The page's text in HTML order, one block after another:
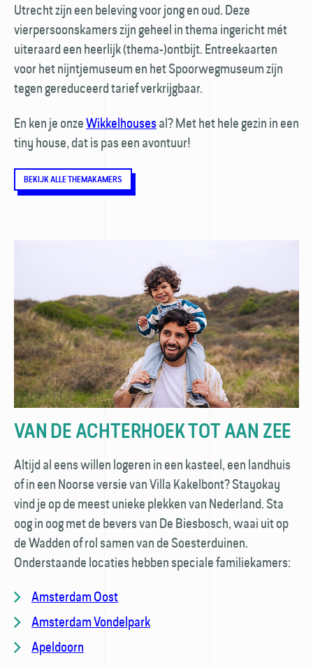
Utrecht zijn een beleving voor jong en oud. Deze
vierpersoons­kamers zijn geheel in thema ingericht mét
uiteraard een heerlijk (thema-)ontbijt. Entreekaarten
voor het nijntje­museum en het Spoorweg­museum zijn
tegen gereduceerd tarief verkrijgbaar.
En ken je onzeWikkelhousesal? Met het hele gezin in een
tiny house, dat is pas een avontuur!
BEKIJK ALLE THEMAKAMERS
VAN DE ACHTERHOEK TOT AAN ZEE
Altijd al eens willen logeren in een kasteel, een landhuis
of in een Noorse versie van Villa Kakel­bont? Stayokay
vind je op de meest unieke plekken van Nederland. Sta
oog in oog met de bevers van De Biesbosch, waai uit op
de Wadden of rol samen van de Soester­duinen.
Onderstaande locaties hebben speciale familiekamers:
Amsterdam Oost
Amsterdam Vondelpark
Apeldoorn